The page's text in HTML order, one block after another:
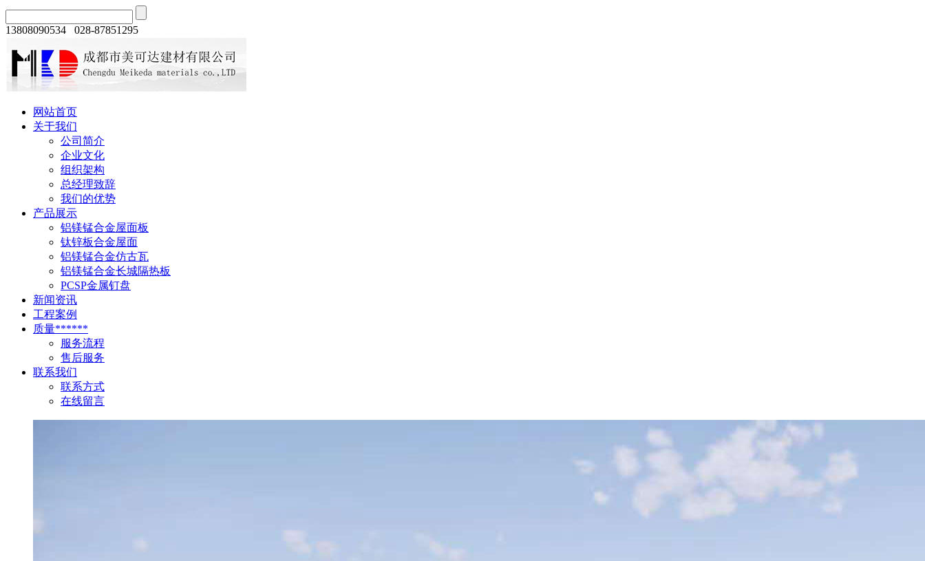
13808090534 028-87851295
网站首页
关于我们
公司简介
企业文化
组织架构
总经理致辞
我们的优势
产品展示
铝镁锰合金屋面板
钛锌板合金屋面
铝镁锰合金仿古瓦
铝镁锰合金长城隔热板
PCSP金属钉盘
新闻资讯
工程案例
质量******
服务流程
售后服务
联系我们
联系方式
在线留言